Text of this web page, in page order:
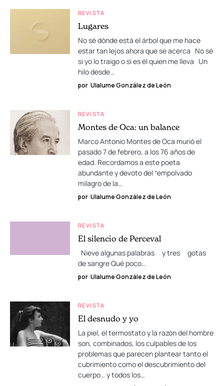
REVISTA
Lugares
No sé dónde está el árbol que me hace
estar tan lejos ahora que se acerca No sé
si yo lo traigo o si es él quien me lleva Un
hilo desde…
por Ulalume González de León
REVISTA
Montes de Oca: un balance
Marco Antonio Montes de Oca murió el
pasado 7 de febrero, a los 76 años de
edad. Recordamos a este poeta
abundante y devoto del “empolvado
milagro de la…
por Ulalume González de León
REVISTA
El silencio de Perceval
Nieve algunas palabras y tres gotas
de sangre Qué poco…
por Ulalume González de León
REVISTA
El desnudo y yo
La piel, el termostato y la razón del hombre
son, combinados, los culpables de los
problemas que parecen plantear tanto el
cubrimiento como el descubrimiento del
cuerpo… y todos los…